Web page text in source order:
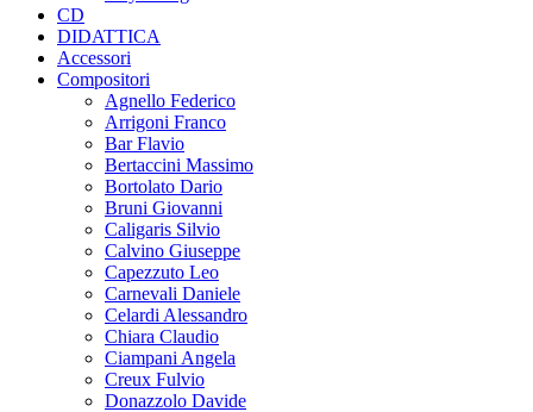
CD
DIDATTICA
Accessori
Compositori
Agnello Federico
Arrigoni Franco
Bar Flavio
Bertaccini Massimo
Bortolato Dario
Bruni Giovanni
Caligaris Silvio
Calvino Giuseppe
Capezzuto Leo
Carnevali Daniele
Celardi Alessandro
Chiara Claudio
Ciampani Angela
Creux Fulvio
Donazzolo Davide